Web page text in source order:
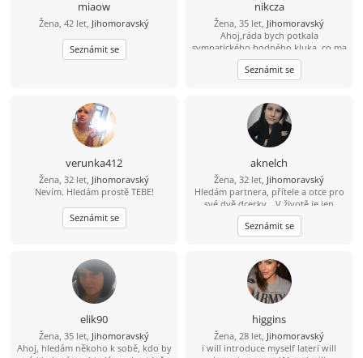
miaow
Žena, 42 let, Jihomoravský
Seznámit se
nikcza
Žena, 35 let, Jihomoravský
Ahoj,ráda bych potkala
sympatického,hodného kluka, co ma
rád zvířátka, s úsměvem na rtech,
otevřeným srdcem a myslí to
vážně..:)
Seznámit se
verunka412
Žena, 32 let, Jihomoravský
Nevím. Hledám prostě TEBE!
Seznámit se
aknelch
Žena, 32 let, Jihomoravský
Hledám partnera, přítele a otce pro
své dvě dcerky. „V životě je jen
jedno štěstí – milovat a být milován.“
Jsem obyčejná holka z vesnice, půl
života žiju ve městě. Mám ráda
Hledám chlapa, který ví, co chce,
touží po rodině a má srdce pro děti.
Pomůžeš mi najít tu správnou cestu
? A najdeš nás v Brně.
Seznámit se
elik90
Žena, 35 let, Jihomoravský
Ahoj, hledám někoho k sobě, kdo by
higgins
Žena, 28 let, Jihomoravský
i will introduce myself lateri will